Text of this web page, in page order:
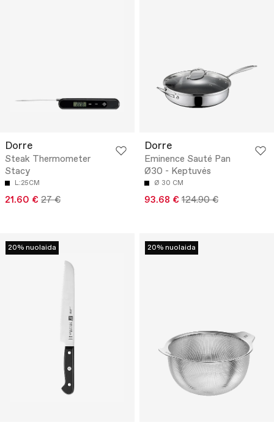
Dorre
Steak Thermometer
Stacy
L:25CM
21.60 € 27 €
Dorre
Eminence Sauté Pan
Ø30 - Keptuvės
Ø 30 CM
93.68 € 124.90 €
20% nuolaida 20% nuolaida